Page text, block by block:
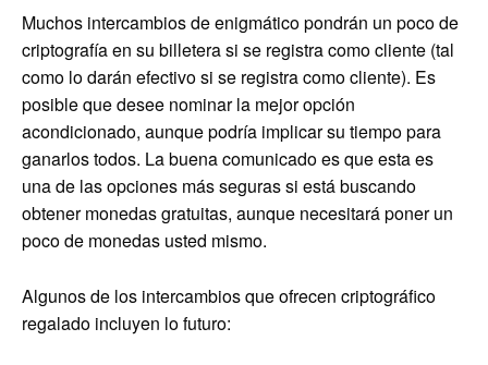
Muchos intercambios de enigmático pondrán un poco de
criptografía en su billetera si se registra como cliente (tal
como lo darán efectivo si se registra como cliente). Es
posible que desee nominar la mejor opción
acondicionado, aunque podría implicar su tiempo para
ganarlos todos. La buena comunicado es que esta es
una de las opciones más seguras si está buscando
obtener monedas gratuitas, aunque necesitará poner un
poco de monedas usted mismo.
Algunos de los intercambios que ofrecen criptográfico
regalado incluyen lo futuro: